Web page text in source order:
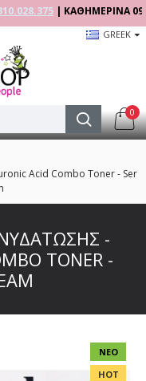
| ΚΑΘΗΜΕΡΙΝΑ 09:00 -
GREEK
0
Acid Combo Toner - Ser
-
TONER -
ΝΈΟ
HOT